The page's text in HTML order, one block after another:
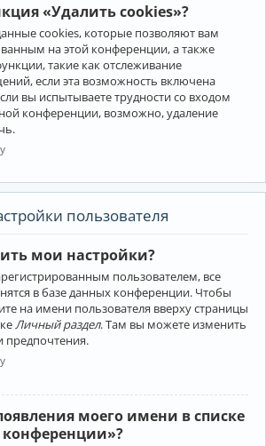
«Удалить cookies»?
cookies, которые позволяют вам
на этой конференции, а также
такие как отслеживание
если эта возможность включена
вы испытываете трудности со входом
конференции, возможно, удаление
пользователя
мои настройки?
пользователем, все
в базе данных конференции. Чтобы
на имени пользователя вверху страницы
Личный раздел. Там вы можете изменить
предпочтения.
моего имени в списке
конференции»?